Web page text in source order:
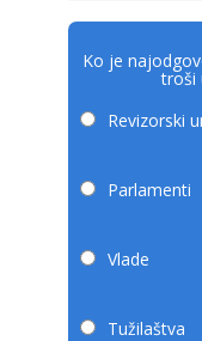
Ko je
troši
Revizorski
Parlamenti
Vlade
Tužilaštva